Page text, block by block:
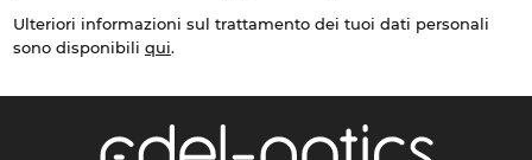
Ulteriori informazioni sul trattamento dei tuoi dati personali
sono disponibili qui.